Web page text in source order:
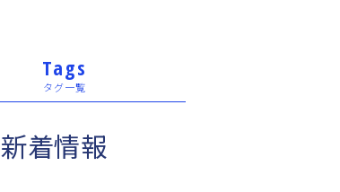
Tags
タグ一覧
新着情報